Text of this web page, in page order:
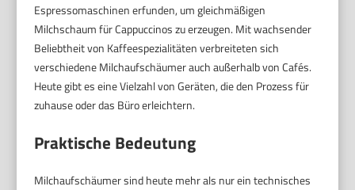
Espressomaschinen erfunden, um gleichmäßigen
Milchschaum für Cappuccinos zu erzeugen. Mit wachsender
Beliebtheit von Kaffeespezialitäten verbreiteten sich
verschiedene Milchaufschäumer auch außerhalb von Cafés.
Heute gibt es eine Vielzahl von Geräten, die den Prozess für
zuhause oder das Büro erleichtern.
Praktische Bedeutung
Milchaufschäumer sind heute mehr als nur ein technisches